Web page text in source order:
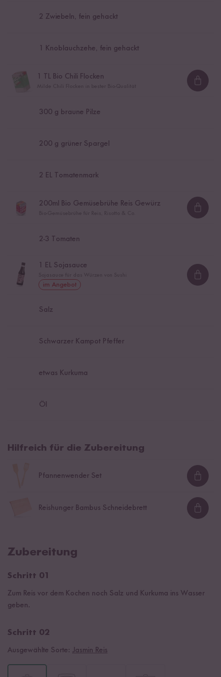
2 Zwiebeln, fein gehackt
1 Knoblauchzehe, fein gehackt
TL Bio Chili Flocken
300 g braune Pilze
200 g grüner Spargel
2 EL Tomatenmark
200ml Bio Gemüsebrühe Reis Gewürz
2-3 Tomaten
EL Sojasauce
im Angebot
Salz
Schwarzer Kampot Pfeffer
etwas Kurkuma
Öl
Hilfreich für die Zubereitung
Pfannenwender Set
Reishunger Bambus Schneidebrett
Zubereitung
Schritt 01
Zum Reis vor dem Kochen noch Salz und Kurkuma ins Wasser
geben.
Schritt 02
Ausgewählte Sorte: Jasmin Reis